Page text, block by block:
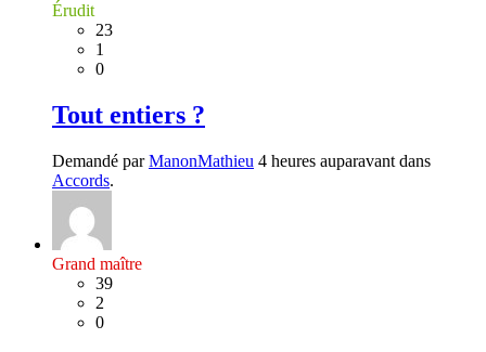
Érudit
23
1
0
Tout entiers ?
Demandé parManonMathieu 4 heures auparavant dans
Accords.
Grand maître
39
2
0